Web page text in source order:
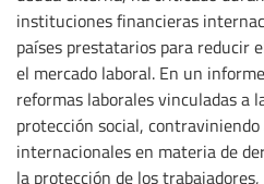
instituciones financieras
países prestatarios para reducir
el mercado laboral. En un
reformas laborales vinculadas a
protección social,
internacionales en materia de
la protección de los